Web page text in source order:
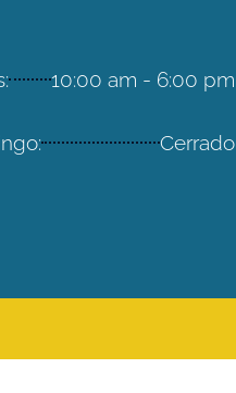
10:00 am - 6:00 pm
Cerrado